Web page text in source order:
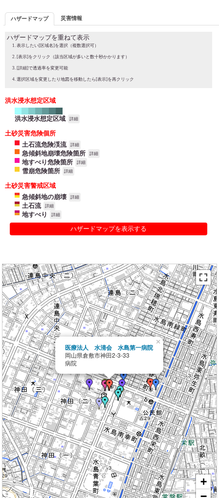
ハザードマップ 災害情報
ハザードマップを重ねて表示
表示したい[区域名]を選択（複数選択可）
[表示]をクリック（該当区域が多いと数十秒かかります）
[詳細]で透過率を変更可能
選択区域を変更したり地図を移動したら[表示]を再クリック
洪水浸水想定区域
洪水浸水想定区域 詳細
土砂災害危険個所
土石流危険渓流
詳細
急傾斜地崩壊危険箇所 詳細
地すべり危険箇所 詳細
雪崩危険箇所 詳細
土砂災害警戒区域
急傾斜地の崩壊
詳細
土石流 詳細
地すべり 詳細
ハザードマップを表示する
医療法人 水清会 水島第一病院
岡山県倉敷市神田2-3-33
病院
×
+